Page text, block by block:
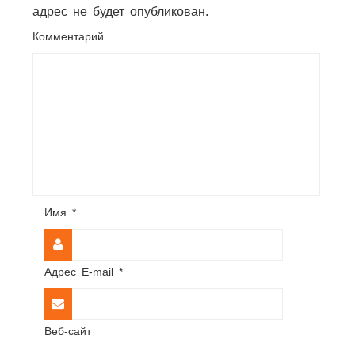
адрес не будет опубликован.
Комментарий
Имя *
Адрес E-mail *
Веб-сайт